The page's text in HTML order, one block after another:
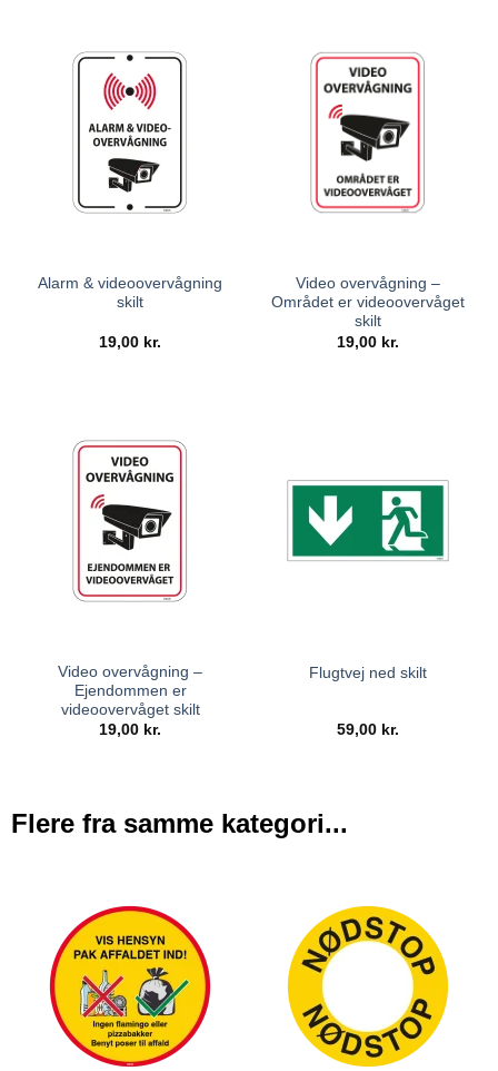
Alarm & videoovervågning
skilt
19,00 kr.
Video overvågning –
Området er videoovervåget
skilt
19,00 kr.
Video overvågning –
Ejendommen er
videoovervåget skilt
19,00 kr.
Flugtvej ned skilt
59,00 kr.
Flere fra samme kategori...